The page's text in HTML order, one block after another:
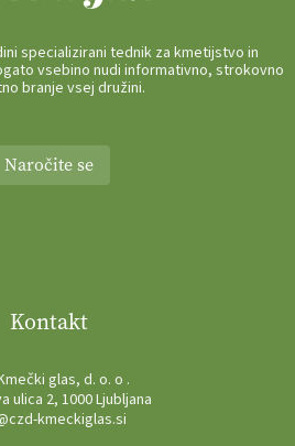
specializirani tednik za kmetijstvo in
vsebino nudi informativno, strokovno
branje vsej družini.
Naročite se
Kontakt
glas, d. o. o .
ulica 2, 1000 Ljubljana
kmeckiglas.si